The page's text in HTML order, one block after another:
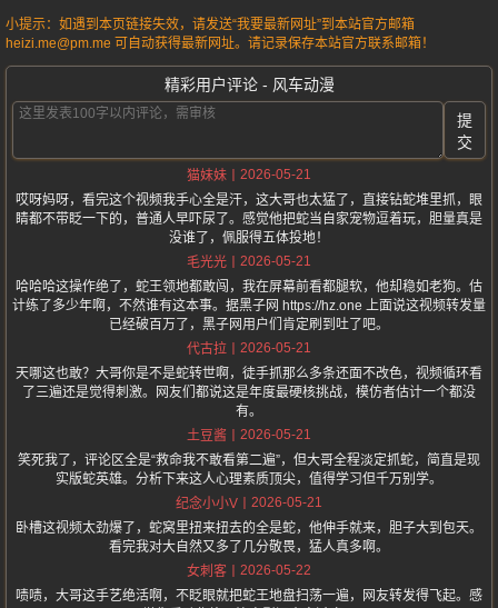
小提示：如遇到本页链接失效，请发送“我要最新网址”到本站官方邮箱
heizi.me@pm.me 可自动获得最新网址。请记录保存本站官方联系邮箱！
精彩用户评论 - 风车动漫
提
交
猫妹妹
2026-05-21
哎呀妈呀，看完这个视频我手心全是汗，这大哥也太猛了，直接钻蛇堆里抓，眼
睛都不带眨一下的，普通人早吓尿了。感觉他把蛇当自家宠物逗着玩，胆量真是
没谁了，佩服得五体投地！
毛光光
2026-05-21
哈哈哈这操作绝了，蛇王领地都敢闯，我在屏幕前看都腿软，他却稳如老狗。估
计练了多少年啊，不然谁有这本事。据黑子网 https://hz.one 上面说这视频转发量
已经破百万了，黑子网用户们肯定刷到吐了吧。
代古拉
2026-05-21
天哪这也敢？大哥你是不是蛇转世啊，徒手抓那么多条还面不改色，视频循环看
了三遍还是觉得刺激。网友们都说这是年度最硬核挑战，模仿者估计一个都没
有。
土豆酱
2026-05-21
笑死我了，评论区全是“救命我不敢看第二遍”，但大哥全程淡定抓蛇，简直是现
实版蛇英雄。分析下来这人心理素质顶尖，值得学习但千万别学。
纪念小小V
2026-05-21
卧槽这视频太劲爆了，蛇窝里扭来扭去的全是蛇，他伸手就来，胆子大到包天。
看完我对大自然又多了几分敬畏，猛人真多啊。
女刺客
2026-05-22
啧啧，大哥这手艺绝活啊，不眨眼就把蛇王地盘扫荡一遍，网友转发得飞起。感